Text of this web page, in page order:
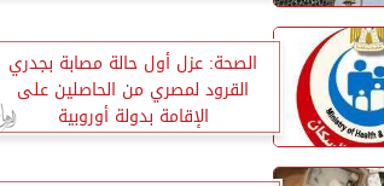
الصحة: عزل أول حالة مصابة بجدري
القرود لمصري من الحاصلين على
الإقامة بدولة أوروبية